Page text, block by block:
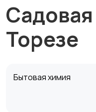
Торезе
Бытовая химия